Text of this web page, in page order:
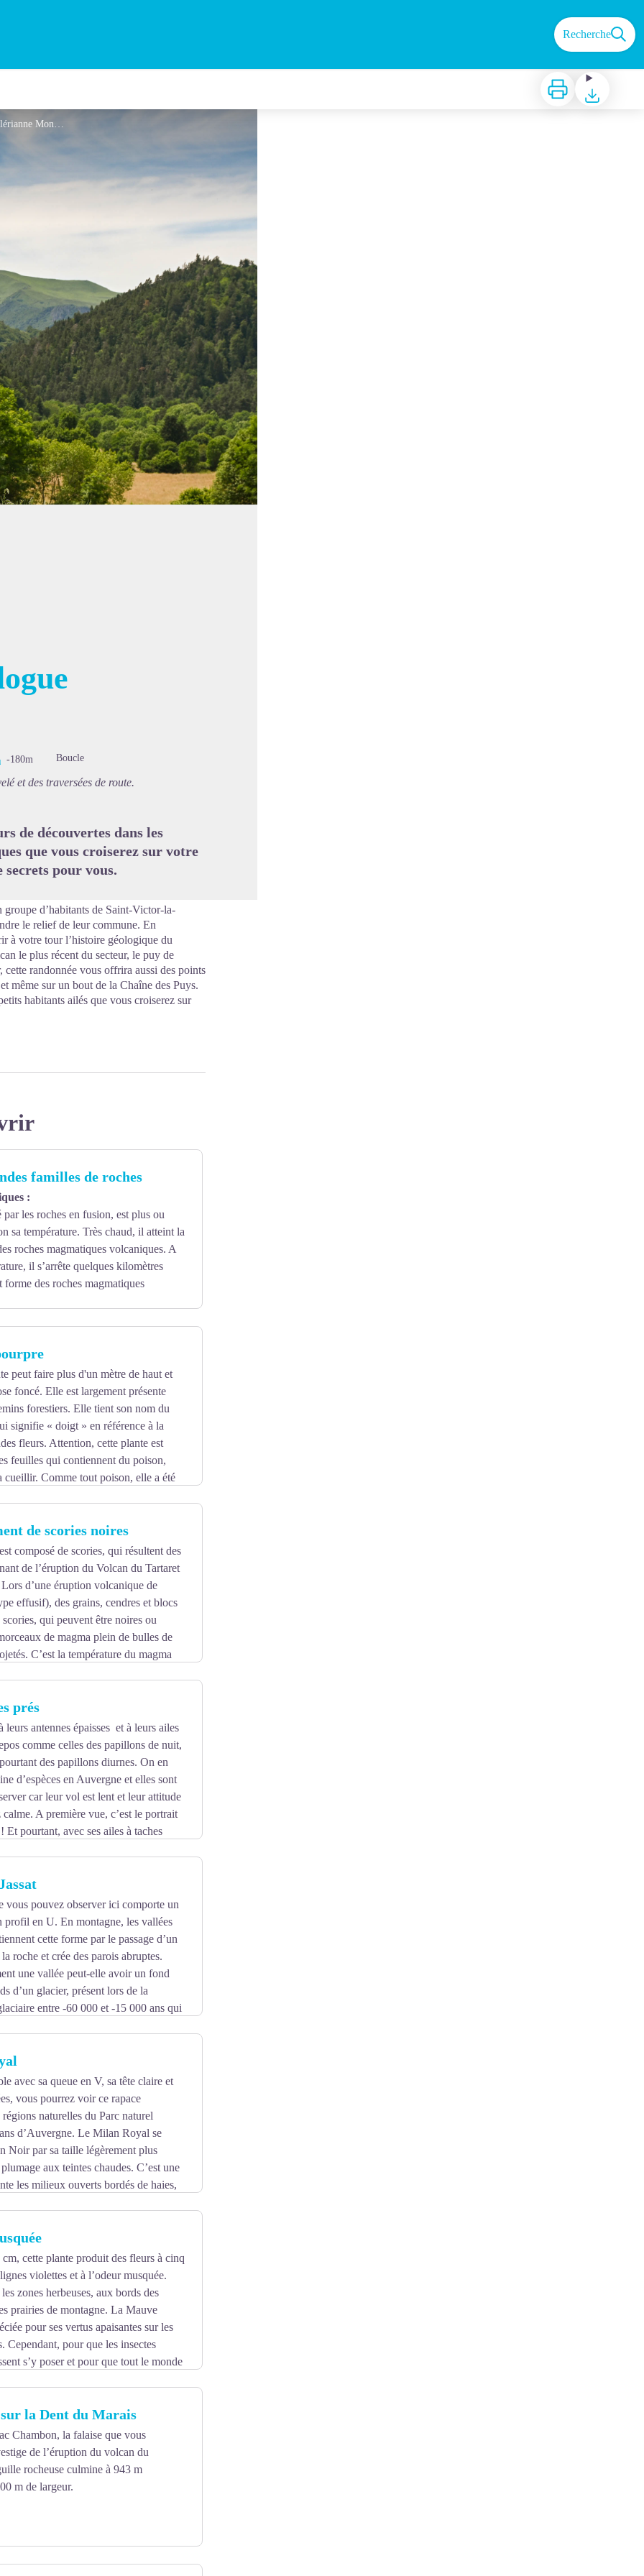
Recherche
Imprimer Télécharger
Vue sur le massif du Sancy - Valérianne Monnet
-180m Boucle
et des traversées de route.
de découvertes dans les
que vous croiserez sur votre
pour vous.
groupe d’habitants de Saint-Victor-la-
le relief de leur commune. En
à votre tour l’histoire géologique du
le plus récent du secteur, le puy de
randonnée vous offrira aussi des points
même sur un bout de la Chaîne des Puys.
habitants ailés que vous croiserez sur
familles de roches
:
les roches en fusion, est plus ou
sa température. Très chaud, il atteint la
roches magmatiques volcaniques. A
il s’arrête quelques kilomètres
forme des roches magmatiques
de l’eau, et du gel-dégel. Les
transformés en grains de sable à
avec d’autres éléments (argiles,
et qui sont alors exposées à une
ou de composition : ce sont les
peut faire plus d'un mètre de haut et
foncé. Elle est largement présente
forestiers. Elle tient son nom du
signifie « doigt » en référence à la
fleurs. Attention, cette plante est
feuilles qui contiennent du poison,
cueillir. Comme tout poison, elle a été
de scories noires
composé de scories, qui résultent des
de l’éruption du Volcan du Tartaret
d’une éruption volcanique de
effusif), des grains, cendres et blocs
qui peuvent être noires ou
de magma plein de bulles de
C’est la température du magma
et donne cette couleur rouge. On
proche de la cheminée, tandis que
volcan.
prés
leurs antennes épaisses et à leurs ailes
comme celles des papillons de nuit,
des papillons diurnes. On en
d’espèces en Auvergne et elles sont
car leur vol est lent et leur attitude
calme. A première vue, c’est le portrait
Et pourtant, avec ses ailes à taches
vous pouvez observer ici comporte un
profil en U. En montagne, les vallées
cette forme par le passage d’un
roche et crée des parois abruptes.
une vallée peut-elle avoir un fond
d’un glacier, présent lors de la
entre -60 000 et -15 000 ans qui
avec sa queue en V, sa tête claire et
vous pourrez voir ce rapace
naturelles du Parc naturel
d’Auvergne. Le Milan Royal se
Noir par sa taille légèrement plus
aux teintes chaudes. C’est une
les milieux ouverts bordés de haies,
d’études et de conservation sont en
et les régions naturelles du Parc
cette plante produit des fleurs à cinq
violettes et à l’odeur musquée.
zones herbeuses, aux bords des
prairies de montagne. La Mauve
pour ses vertus apaisantes sur les
Cependant, pour que les insectes
s’y poser et pour que tout le monde
la Dent du Marais
Chambon, la falaise que vous
de l’éruption du volcan du
rocheuse culmine à 943 m
m de largeur.